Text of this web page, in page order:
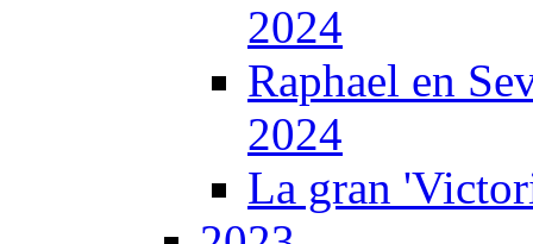
2024
Raphael en
2024
La gran